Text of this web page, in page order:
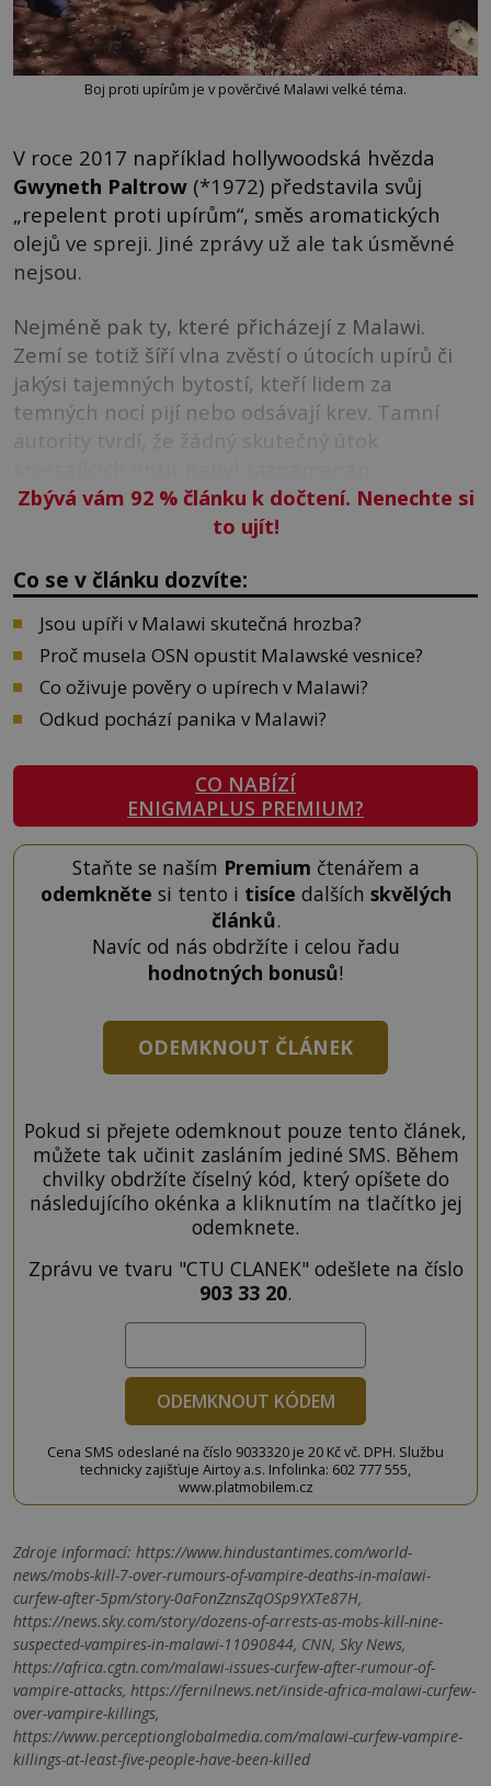
Boj proti upírům je v pověrčivé Malawi velké téma.
V roce 2017 například hollywoodská hvězda
Gwyneth Paltrow (*1972) představila svůj
„repelent proti upírům“, směs aromatických
olejů ve spreji. Jiné zprávy už ale tak úsměvné
nejsou.
Nejméně pak ty, které přicházejí z Malawi.
Zemí se totiž šíří vlna zvěstí o útocích upírů či
jakýsi tajemných bytostí, kteří lidem za
temných nocí pijí nebo odsávají krev. Tamní
autority tvrdí, že žádný skutečný útok
Zbývá vám 92 %článku k dočtení. Nenechte si
to ujít!
Co se v článku dozvíte:
Jsou upíři v Malawi skutečná hrozba?
Proč musela OSN opustit Malawské vesnice?
Co oživuje pověry o upírech v Malawi?
Odkud pochází panika v Malawi?
CO NABÍZÍ
ENIGMAPLUS PREMIUM?
Staňte se naším Premium čtenářem a
odemkněte si tento i tisíce dalších skvělých
článků.
Navíc od nás obdržíte i celou řadu
hodnotných bonusů!
ODEMKNOUT ČLÁNEK
Pokud si přejete odemknout pouze tento článek,
můžete tak učinit zasláním jediné SMS. Během
chvilky obdržíte číselný kód, který opíšete do
následujícího okénka a kliknutím na tlačítko jej
odemknete.
Zprávu ve tvaru "CTU CLANEK" odešlete na číslo
903 33 20.
ODEMKNOUT KÓDEM
Cena SMS odeslané na číslo 9033320 je 20 Kč vč. DPH. Službu
technicky zajišťuje Airtoy a.s. Infolinka: 602 777 555,
www.platmobilem.cz
Zdroje informací: https://www.hindustantimes.com/world-
news/mobs-kill-7-over-rumours-of-vampire-deaths-in-malawi-
curfew-after-5pm/story-0aFonZznsZqOSp9YXTe87H,
https://news.sky.com/story/dozens-of-arrests-as-mobs-kill-nine-
suspected-vampires-in-malawi-11090844, CNN, Sky News,
https://africa.cgtn.com/malawi-issues-curfew-after-rumour-of-
vampire-attacks, https://fernilnews.net/inside-africa-malawi-curfew-
over-vampire-killings,
https://www.perceptionglobalmedia.com/malawi-curfew-vampire-
killings-at-least-five-people-have-been-killed